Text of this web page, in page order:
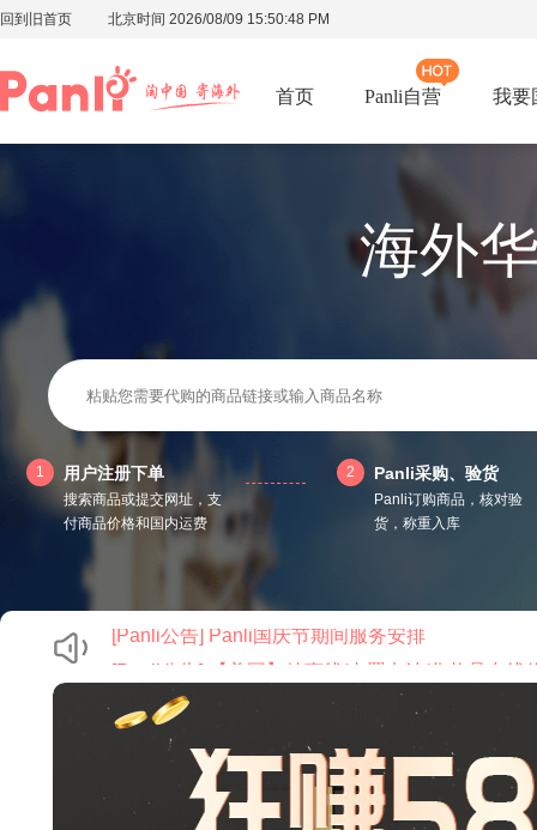
回到旧首页 北京时间 2026/08/09 15:50:49 PM
首页 Panli自营 我要
海外
1 用户注册下单
搜索商品或提交网址，支
付商品价格和国内运费
2 Panli采购、验货
Panli订购商品，核对验
货，称重入库
[Panli公告] 【美国】特惠线/内置电池/化妆品专线
[Panli公告] 【美国】方向线路价格调整
[Panli公告] 关于Panli五一期间服务安排的通知
[Panli公告] 【美国】路向【上海DHL】线路临时
[Panli公告] 【公告】春节假期服务调整安排
[Panli公告] Panli国庆节期间服务安排